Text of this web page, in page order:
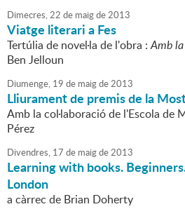
Dimecres,22 de maigde2013
Viatge literari a Fes
Tertúlia de novel·la de l'obra :Amb
Ben Jelloun
Diumenge, 19 de maigde2013
Lliurament de premis de la
Amb la col·laboració de l'Escola de
Pérez
Divendres, 17 de maigde2013
Learning with books.
London
a càrrec de Brian Doherty